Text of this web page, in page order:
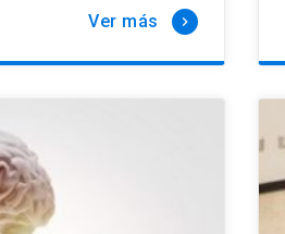
Ver más keyboard_arrow_right